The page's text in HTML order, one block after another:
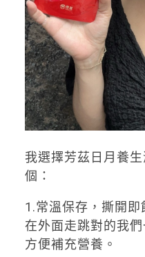
我選擇芳茲日月養
個：
1.常溫保存，撕開
在外面走跳對的我
方便補充營養。